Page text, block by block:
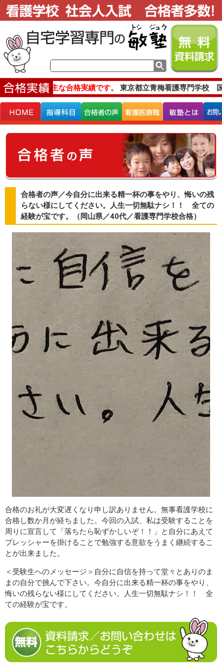
主な合格実績です。東京都立青梅看護専門学校 国
合格者の声／今自分に出来る精一杯の事をやり、悔いの残
らない様にしてください。人生一切無駄ナシ！！ 全ての
経験が宝です。（岡山県／40代／看護専門学校合格）
合格のお礼が大変遅くなり申し訳ありません。無事看護学校に
合格し数か月が経ちました。今回の入試、私は受験することを
周りに宣言して「落ちたら恥ずかしいぞ！！」と自分にあえて
プレッシャーを掛けることで勉強する意欲をうまく継続するこ
とが出来ました。
＜受験生へのメッセージ＞自分に自信を持って堂々とありのま
まの自分で挑んで下さい。今自分に出来る精一杯の事をやり、
悔いの残らない様にしてください。人生一切無駄ナシ！！ 全
ての経験が宝です。